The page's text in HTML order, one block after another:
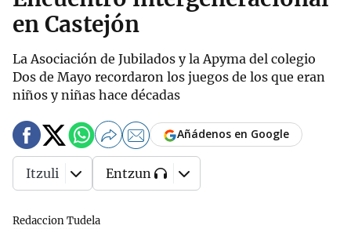
en Castejón
La Asociación de Jubilados y la Apyma del colegio
Dos de Mayo recordaron los juegos de los que eran
niños y niñas hace décadas
Redaccion Tudela
Añádenos en Google
Itzuli Entzun